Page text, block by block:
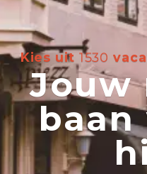
Kies uit 1530
Jouw